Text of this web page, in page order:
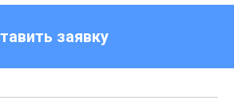
заявку